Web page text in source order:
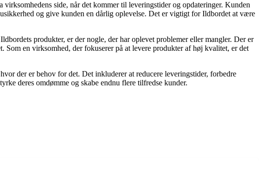
side, når det kommer til leveringstider og opdateringer. Kunden
og give kunden en dårlig oplevelse. Det er vigtigt for Ildbordet at være
produkter, er der nogle, der har oplevet problemer eller mangler. Der er
en virksomhed, der fokuserer på at levere produkter af høj kvalitet, er det
der er behov for det. Det inkluderer at reducere leveringstider, forbedre
deres omdømme og skabe endnu flere tilfredse kunder.